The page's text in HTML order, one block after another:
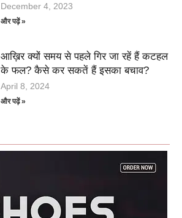
December 4, 2023
और पढ़ें »
आख़िर क्यों समय से पहले गिर जा रहें हैं कटहल
के फल? कैसे कर सकतें हैं इसका बचाव?
April 8, 2024
और पढ़ें »